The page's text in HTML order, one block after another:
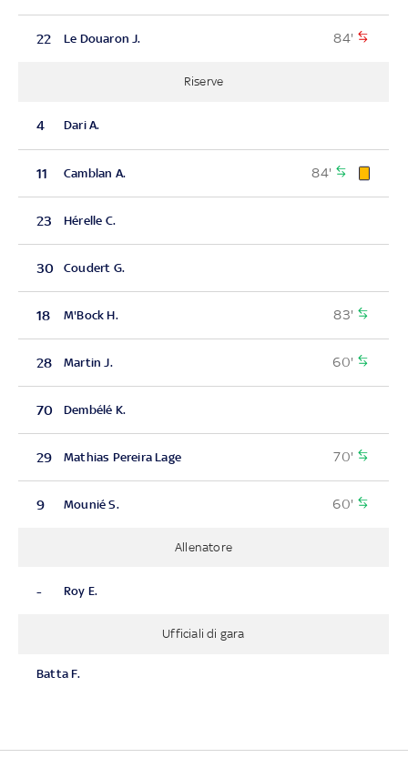
22 Le Douaron J. 84'
Riserve
4 Dari A.
11 Camblan A. 84'
23 Hérelle C.
30 Coudert G.
18 M'Bock H. 83'
28 Martin J. 60'
70 Dembélé K.
29 Mathias Pereira Lage 70'
9 Mounié S. 60'
Allenatore
- Roy E.
Ufficiali di gara
Batta F.